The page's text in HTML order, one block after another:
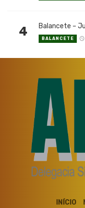
4 Balancete –
BALANCETE
INÍCIO